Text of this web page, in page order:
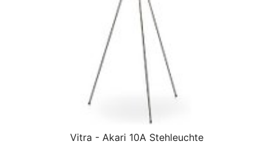
Vitra - Akari 10A Stehleuchte